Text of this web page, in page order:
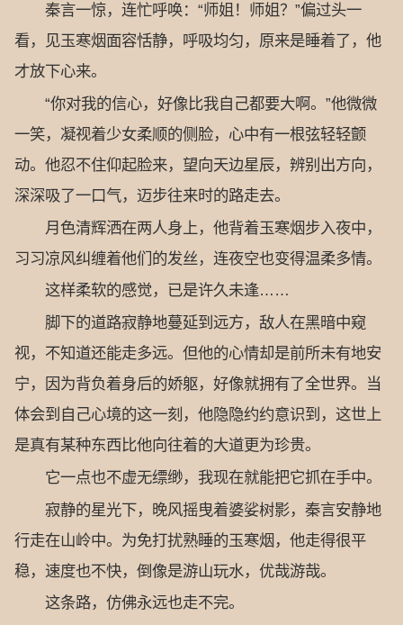
秦言一惊，连忙呼唤：“师姐！师姐？”偏过头一
看，见玉寒烟面容恬静，呼吸均匀，原来是睡着了，他
才放下心来。
“你对我的信心，好像比我自己都要大啊。”他微微
一笑，凝视着少女柔顺的侧脸，心中有一根弦轻轻颤
动。他忍不住仰起脸来，望向天边星辰，辨别出方向，
深深吸了一口气，迈步往来时的路走去。
月色清辉洒在两人身上，他背着玉寒烟步入夜中，
习习凉风纠缠着他们的发丝，连夜空也变得温柔多情。
这样柔软的感觉，已是许久未逢……
脚下的道路寂静地蔓延到远方，敌人在黑暗中窥
视，不知道还能走多远。但他的心情却是前所未有地安
宁，因为背负着身后的娇躯，好像就拥有了全世界。当
体会到自己心境的这一刻，他隐隐约约意识到，这世上
是真有某种东西比他向往着的大道更为珍贵。
它一点也不虚无缥缈，我现在就能把它抓在手中。
寂静的星光下，晚风摇曳着婆娑树影，秦言安静地
行走在山岭中。为免打扰熟睡的玉寒烟，他走得很平
稳，速度也不快，倒像是游山玩水，优哉游哉。
这条路，仿佛永远也走不完。